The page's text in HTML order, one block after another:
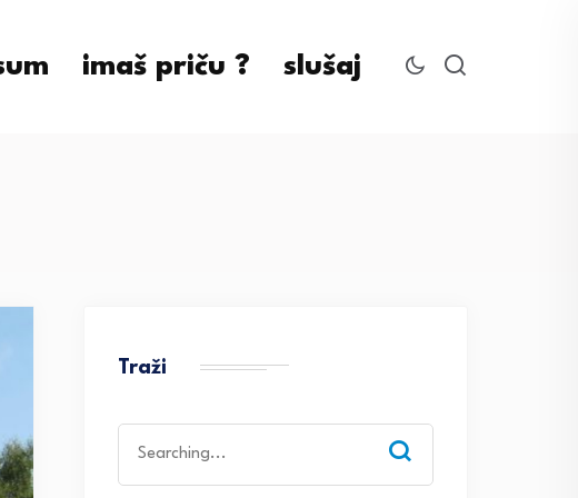
imaš priču ? slušaj
Traži
for: